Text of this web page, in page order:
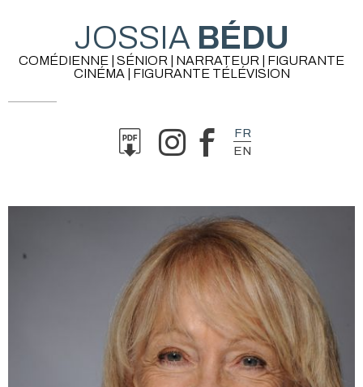
JOSSIA BÉDU
COMÉDIENNE | SÉNIOR | NARRATEUR | FIGURANTE
CINÉMA | FIGURANTE TÉLÉVISION
FR
EN